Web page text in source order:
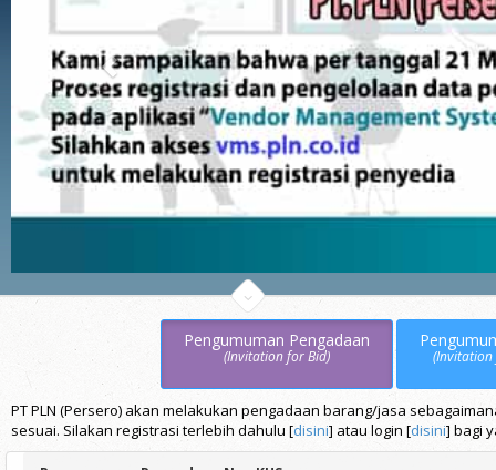
Pengumuman Pengadaan
(Invitation for Bid) (Invitation
PT PLN (Persero) akan melakukan pengadaan barang/jasa
sesuai. Silakan registrasi terlebih dahulu [disini] atau login [disini] bagi